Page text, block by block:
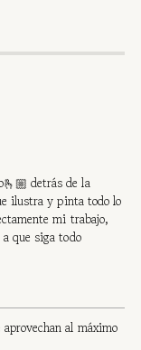
detrás de la
ilustra y pinta todo lo
mi trabajo,
que siga todo
al máximo